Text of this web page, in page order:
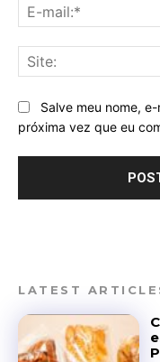
Salve meu nome,
próxima vez que eu
LATEST